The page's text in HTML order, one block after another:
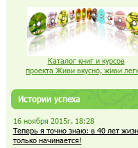
Каталог книг и курсов
проекта Живи вкусно, живи
Истории успеха
16 ноября 2015г. 18:28
Теперь я точно знаю: в 40 лет
только начинается!